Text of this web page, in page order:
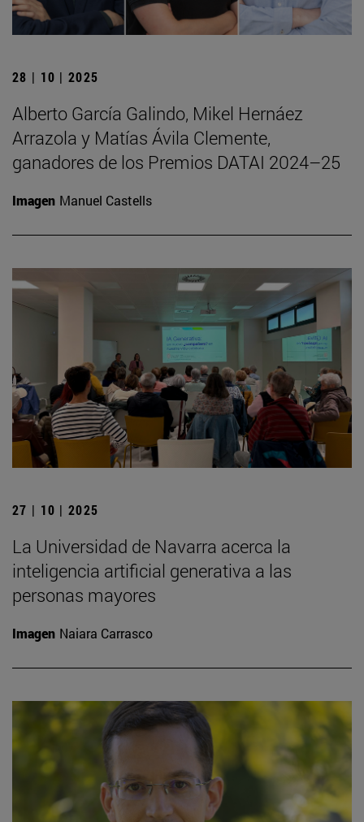
28 | 10 | 2025
Alberto García Galindo, Mikel Hernáez
Arrazola y Matías Ávila Clemente,
ganadores de los Premios DATAI 2024–25
Imagen Manuel Castells
27 | 10 | 2025
La Universidad de Navarra acerca la
inteligencia artificial generativa a las
personas mayores
Imagen Naiara Carrasco